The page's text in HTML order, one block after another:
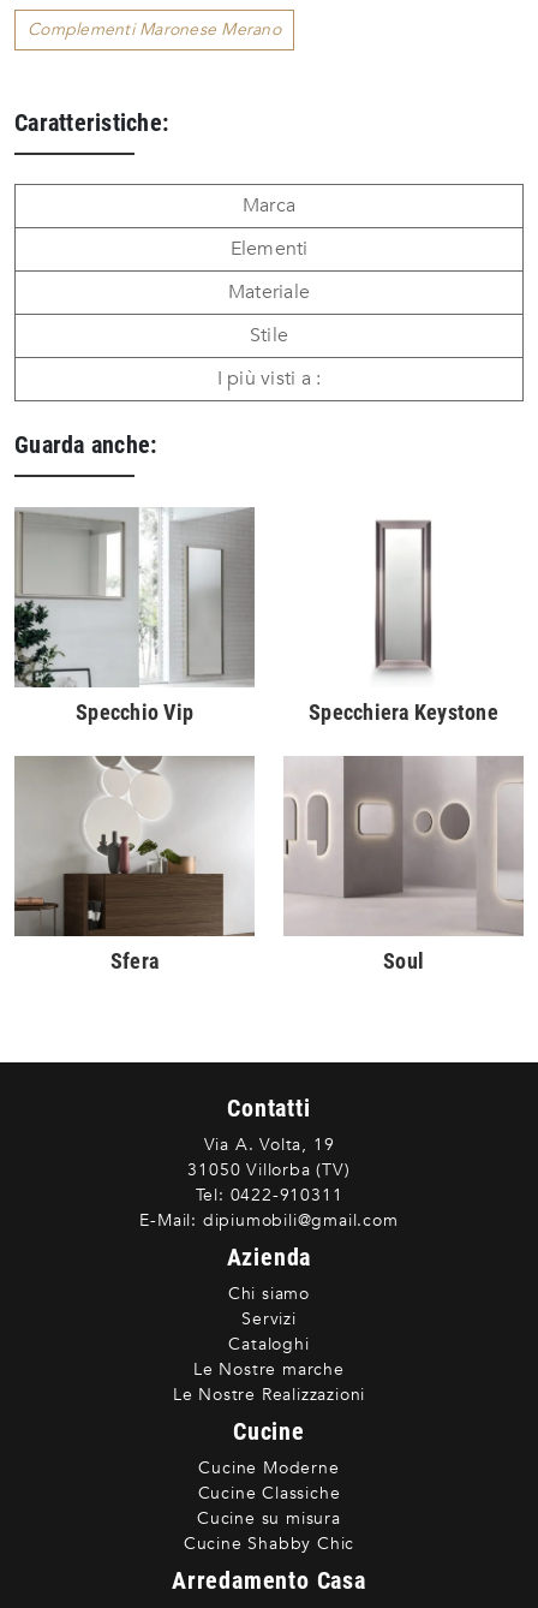
Complementi Maronese Merano
Caratteristiche:
Marca
Elementi
Materiale
Stile
I più visti a :
Guarda anche:
Specchio Vip Specchiera Keystone
Sfera Soul
Contatti
Via A. Volta, 19
31050 Villorba (TV)
Tel: 0422-910311
E-Mail: dipiumobili@gmail.com
Azienda
Chi siamo
Servizi
Cataloghi
Le Nostre marche
Le Nostre Realizzazioni
Cucine
Cucine Moderne
Cucine Classiche
Cucine su misura
Cucine Shabby Chic
Arredamento Casa